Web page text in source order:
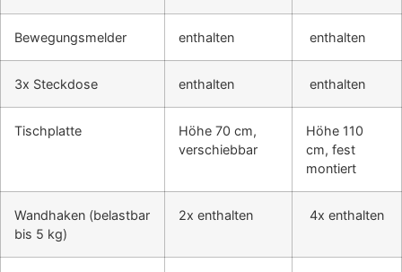
Bewegungsmelder enthalten enthalten
3x Steckdose enthalten enthalten
Tischplatte
Höhe 70 cm,
verschiebbar
Höhe 110
cm, fest
montiert
Wandhaken (belastbar
bis 5 kg)
2x enthalten 4x enthalten